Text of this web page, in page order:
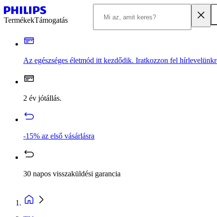
TermékekTámogatás
Az egészséges életmód itt kezdődik. Iratkozzon fel
2 év jótállás.
-15% az első vásárlásra
30 napos visszaküldési garancia